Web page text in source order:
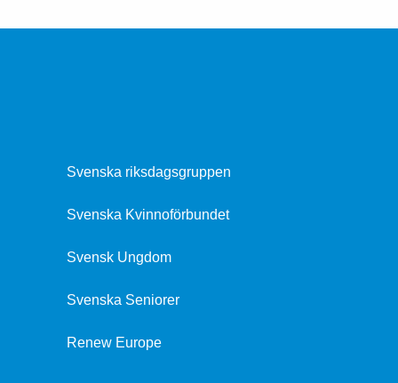
Svenska riksdagsgruppen
Svenska Kvinnoförbundet
Svensk Ungdom
Svenska Seniorer
Renew Europe